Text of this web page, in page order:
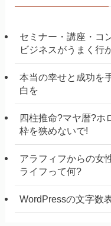
セミナー・講座・コ
ビジネスがうまく
本当の幸せと成功を
白を
四柱推命?マヤ暦?ホ
枠を狭めないで!
アラフィフからの女
ライフって何?
WordPressの文字数